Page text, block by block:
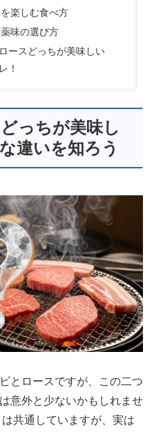
楽しむ食べ方
味の選び方
ースどっちが美味しい
！
っちが美味し
違いを知ろう
とロースですが、この二つ
意外と少ないかもしれませ
共通していますが、実は